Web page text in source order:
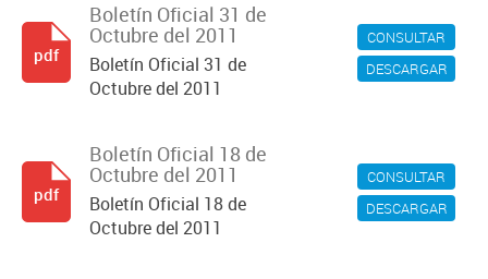
CONSULTAR
DESCARGAR
Boletín Oficial 31 de
Octubre del 2011
Boletín Oficial 31 de
Octubre del 2011
pdf
CONSULTAR
DESCARGAR
Boletín Oficial 18 de
Octubre del 2011
Boletín Oficial 18 de
Octubre del 2011
pdf